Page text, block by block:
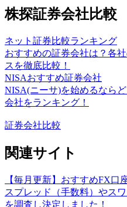
株探証券会社比較
ネット証券比較ランキング
おすすめの証券会社は？各
スを徹底比較！
NISAおすすめ証券会社
NISA(ニーサ)を始めるなら
会社をランキング！
証券会社比較
関連サイト
【毎月更新】おすすめFX口
スプレッド（手数料）やス
を調査し決定しました！